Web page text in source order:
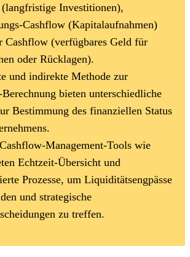
Investitionen),
Cashflow (Kapitalaufnahmen)
Cashflow (verfügbares Geld für
oder Rücklagen).
und indirekte Methode zur
bieten unterschiedliche
Bestimmung des finanziellen Status
Management-Tools wie
Echtzeit-Übersicht und
Prozesse, um Liquiditätsengpässe
und strategische
zu treffen.